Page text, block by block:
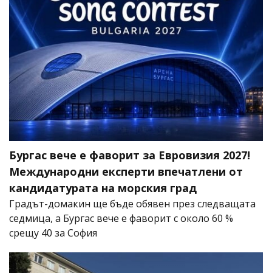
Бургас вече е фаворит за Евровизия 2027!
Международни експерти впечатлени от
кандидатурата на морския град
Градът-домакин ще бъде обявен през следващата
седмица, а Бургас вече е фаворит с около 60 %
срещу 40 за София